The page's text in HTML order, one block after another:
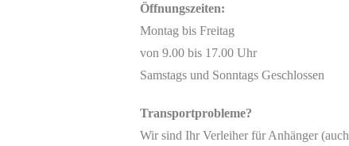
Öffnungszeiten:
Montag bis Freitag
von 9.00 bis 17.00 Uhr
Samstags und Sonntags Geschlossen
Transportprobleme?
Wir sind Ihr Verleiher für Anhänger (auch